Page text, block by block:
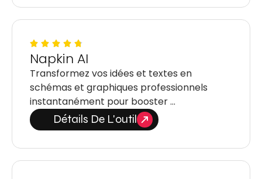
Napkin AI
Transformez vos idées et textes en
schémas et graphiques professionnels
instantanément pour booster …
Détails De L'outil